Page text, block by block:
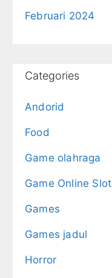
Februari 2024
Categories
Andorid
Food
Game olahraga
Game Online Slot
Games
Games jadul
Horror